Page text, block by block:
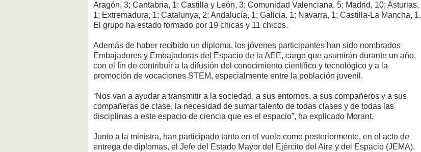
Aragón, 3; Cantabria, 1; Castilla y León, 3; Comunidad Valenciana, 5; Madrid, 10; Asturias,
1; Extremadura, 1; Catalunya, 2; Andalucía, 1; Galicia, 1; Navarra, 1; Castilla-La Mancha, 1.
El grupo ha estado formado por 19 chicas y 11 chicos.
Además de haber recibido un diploma, los jóvenes participantes han sido nombrados
Embajadores y Embajadoras del Espacio de la AEE, cargo que asumirán durante un año,
con el fin de contribuir a la difusión del conocimiento científico y tecnológico y a la
promoción de vocaciones STEM, especialmente entre la población juvenil.
“Nos van a ayudar a transmitir a la sociedad, a sus entornos, a sus compañeros y a sus
compañeras de clase, la necesidad de sumar talento de todas clases y de todas las
disciplinas a este espacio de ciencia que es el espacio”, ha explicado Morant.
Junto a la ministra, han participado tanto en el vuelo como posteriormente, en el acto de
entrega de diplomas, el Jefe del Estado Mayor del Ejército del Aire y del Espacio (JEMA),